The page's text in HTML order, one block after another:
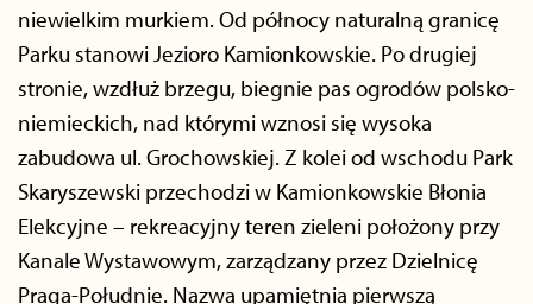
niewielkim murkiem. Od północy naturalną granicę
Parku stanowi Jezioro Kamionkowskie. Po drugiej
stronie, wzdłuż brzegu, biegnie pas ogrodów polsko-
niemieckich, nad którymi wznosi się wysoka
zabudowa ul. Grochowskiej. Z kolei od wschodu Park
Skaryszewski przechodzi w Kamionkowskie Błonia
Elekcyjne – rekreacyjny teren zieleni położony przy
Kanale Wystawowym, zarządzany przez Dzielnicę
Praga-Południe. Nazwa upamiętnia pierwszą